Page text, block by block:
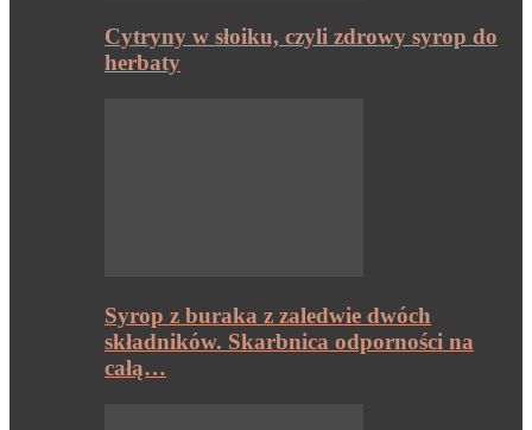
Cytryny w słoiku, czyli zdrowy syrop do
herbaty
Syrop z buraka z zaledwie dwóch
składników. Skarbnica odporności na
całą…